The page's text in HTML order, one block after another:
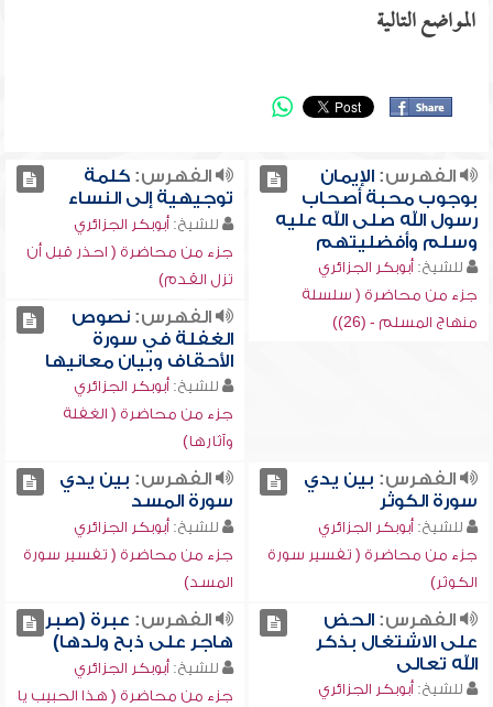
المواضع التالية
الفهرس:الإيمان
بوجوب محبة أصحاب
رسول الله صلى الله عليه
وسلم وأفضليتهم
للشيخ: أبوبكر الجزائري
جزء من محاضرة ( سلسلة
منهاج المسلم - (26))
الفهرس:كلمة
توجيهية إلى النساء
للشيخ: أبوبكر الجزائري
جزء من محاضرة ( احذر قبل أن
تزل القدم)
الفهرس:نصوص
الغفلة في سورة
الأحقاف وبيان معانيها
للشيخ: أبوبكر الجزائري
جزء من محاضرة ( الغفلة
وآثارها)
الفهرس: بين يدي
سورة الكوثر
للشيخ: أبوبكر الجزائري
جزء من محاضرة ( تفسير سورة
الكوثر)
الفهرس: بين يدي
سورة المسد
للشيخ: أبوبكر الجزائري
جزء من محاضرة ( تفسير سورة
المسد)
الفهرس:الحض
على الاشتغال بذكر
الله تعالى
للشيخ: أبوبكر الجزائري
الفهرس: عبرة (صبر
هاجر على ذبح ولدها)
للشيخ: أبوبكر الجزائري
جزء من محاضرة ( هذا الحبيب يا